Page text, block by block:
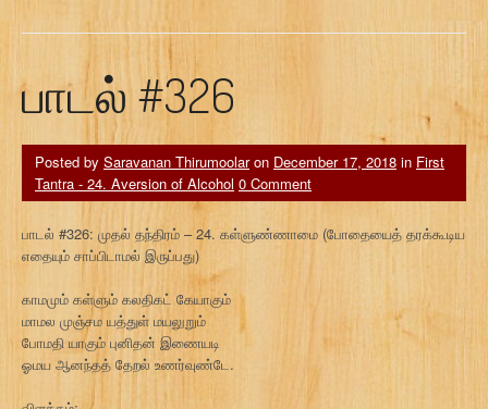
பாடல் #326
Posted by Saravanan Thirumoolaron December 17, 2018 in First
Tantra - 24. Aversion of Alcohol 0 Comment
பாடல் #326: முதல் தந்திரம் – 24. கள்ளுண்ணாமை (போதையைத் தரக்கூடிய
எதையும் சாப்பிடாமல் இருப்பது)
காமமும் கள்ளும் கலதிகட் கேயாகும்
மாமல முஞ்சம யத்துள் மயலுறும்
போமதி யாகும் புனிதன் இணையடி
ஓமய ஆனந்தத் தேறல் உணர்வுண்டே.